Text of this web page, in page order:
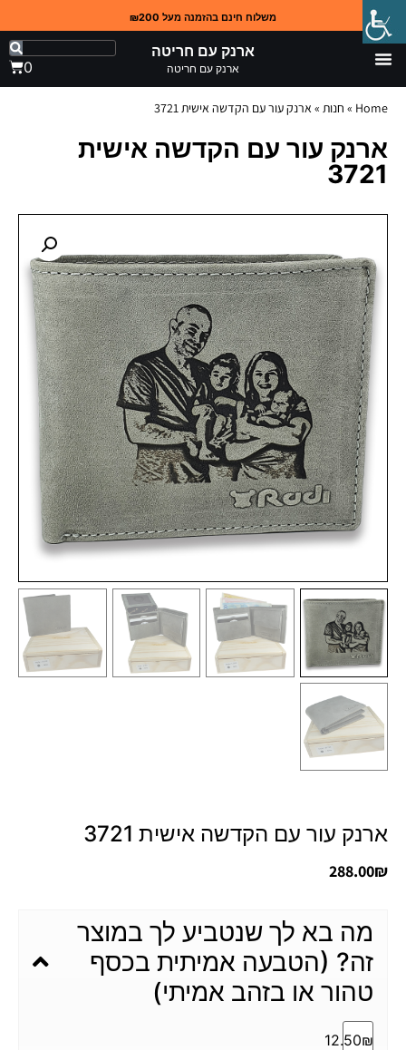
משלוח חינם בהזמנה מעל ₪200
ארנק עם חריטה
ארנק עם חריטה 0
Home
» חנות » ארנק עור עם הקדשה אישית 3721
ארנק עור עם הקדשה אישית
3721
ארנק עור עם הקדשה אישית 3721
288.00₪
מה בא לך שנטביע לך במוצר
זה? (הטבעה אמיתית בכסף
טהור או בזהב אמיתי)
12.50₪